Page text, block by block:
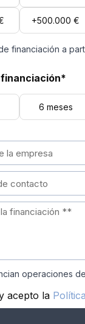
+500.000 €
financiación a
financiación*
6 meses
operaciones
acepto la